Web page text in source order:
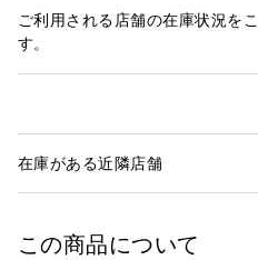
ご利用される店舗の在庫状況を
す。
在庫がある近隣店舗
この商品について